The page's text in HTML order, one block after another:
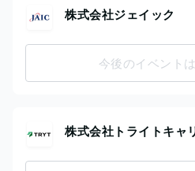
株式会社ジェイック
今後のイベント
株式会社トライトキャ